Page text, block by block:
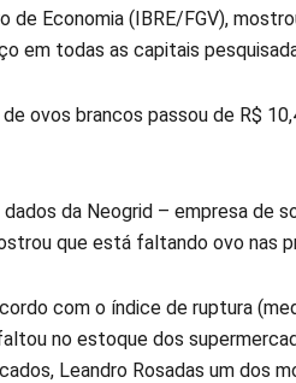
de Economia (IBRE/FGV),
em todas as capitais
de ovos brancos passou de R$
dados da Neogrid – empresa de
que está faltando ovo nas
com o índice de ruptura
no estoque dos
Leandro Rosadas um dos